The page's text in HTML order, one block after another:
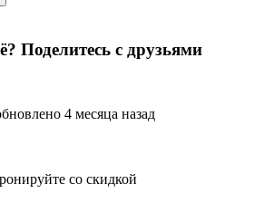
Поделитесь с друзьями
4 месяца назад
со скидкой